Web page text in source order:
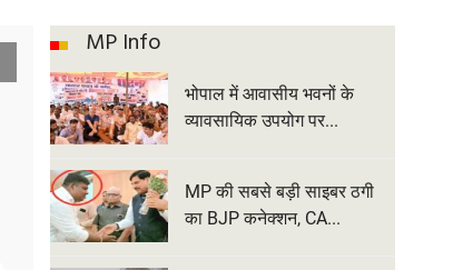
MP Info
भोपाल में आवासीय भवनों के
व्यावसायिक उपयोग पर...
MP की सबसे बड़ी साइबर ठगी
का BJP कनेक्शन, CA...